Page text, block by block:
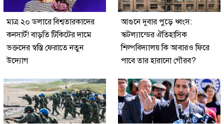
মাত্র ২০ ডলারে বিশ্বতারকাদের
কনসার্ট! বাড়তি টিকিটের দামে
ভক্তদের স্বস্তি ফেরাতে নতুন
উদ্যোগ
আগুনে দুবার পুড়ে ধ্বংস:
স্কটল্যান্ডের ঐতিহাসিক
শিল্পবিদ্যালয় কি আবারও ফিরে
পাবে তার হারানো গৌরব?